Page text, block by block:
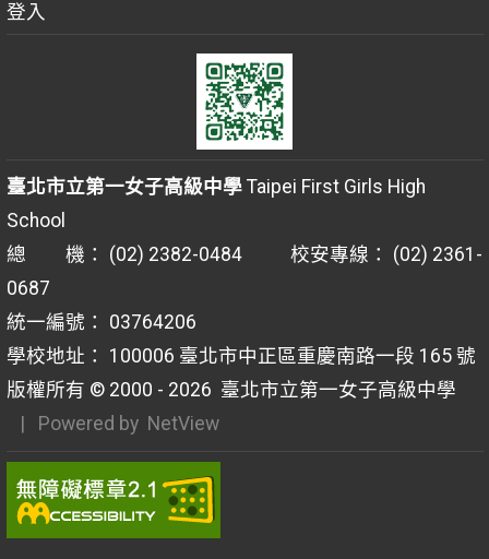
登入
臺北市立第一女子高級中學Taipei First Girls High
School
總 機： (02) 2382-0484 校安專線： (02) 2361-
0687
統一編號： 03764206
學校地址： 100006 臺北市中正區重慶南路一段 165 號
版權所有 © 2000 - 2026 臺北市立第一女子高級中學
| Powered by NetView